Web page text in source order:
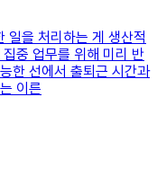
일을 처리하는 게 생산적
중 업무를 위해 미리 반
한 선에서 출퇴근 시간과
이른